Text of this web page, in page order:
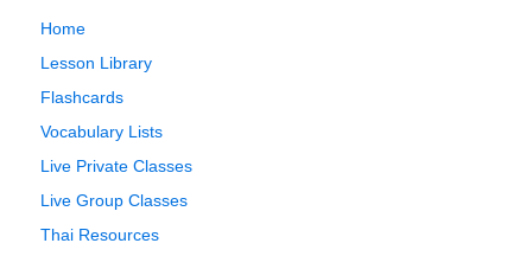
Home
Lesson Library
Flashcards
Vocabulary Lists
Live Private Classes
Live Group Classes
Thai Resources